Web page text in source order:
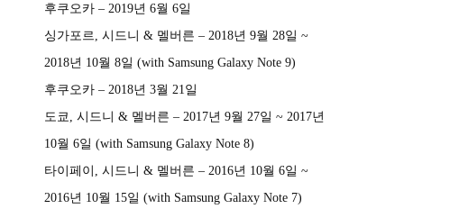
후쿠오카 – 2019년 6월 6일
싱가포르, 시드니 & 멜버른 – 2018년 9월 28일 ~
2018년 10월 8일 (with Samsung Galaxy Note 9)
후쿠오카 – 2018년 3월 21일
도쿄, 시드니 & 멜버른 – 2017년 9월 27일 ~ 2017년
10월 6일 (with Samsung Galaxy Note 8)
타이페이, 시드니 & 멜버른 – 2016년 10월 6일 ~
2016년 10월 15일 (with Samsung Galaxy Note 7)